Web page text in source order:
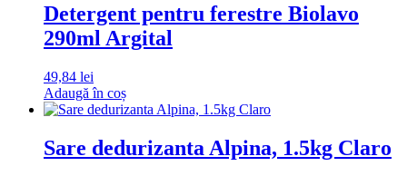
Detergent pentru ferestre Biolavo
290ml Argital
49,84 lei
Adaugă în coș
Sare dedurizanta Alpina, 1.5kg Claro